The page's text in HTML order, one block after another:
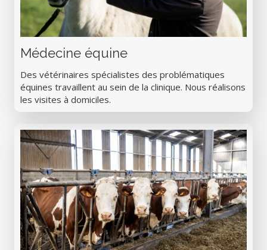
Médecine équine
Des vétérinaires spécialistes des problématiques
équines travaillent au sein de la clinique. Nous réalisons
les visites à domiciles.